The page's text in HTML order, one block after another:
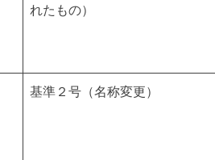
れたもの）
基準２号（名称変更）